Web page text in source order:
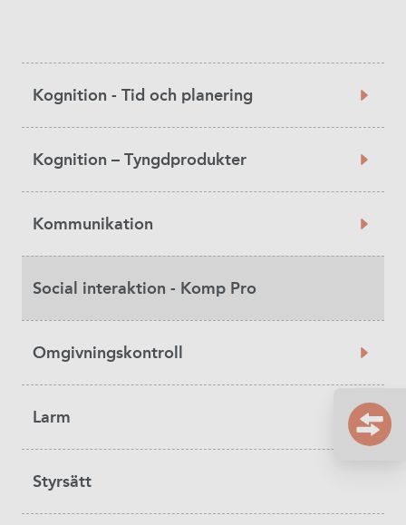
Category
Kognition - Tid och planering
Kognition – Tyngdprodukter
Kommunikation
Social interaktion - Komp Pro
Omgivningskontroll
Larm
Styrsätt